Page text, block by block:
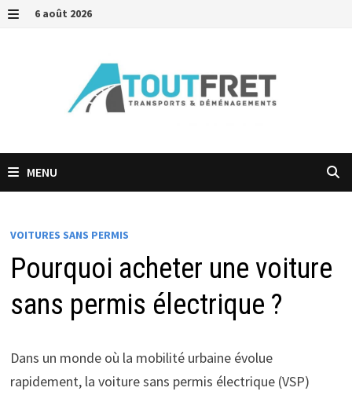
Passer6 août 2026
MENU
VOITURES SANS PERMIS
Pourquoi acheter une voiture
sans permis électrique ?
Dans un monde où la mobilité urbaine évolue
rapidement, la voiture sans permis électrique (VSP)